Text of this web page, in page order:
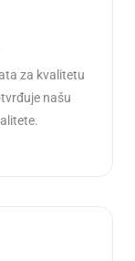
za kvalitetu
našu